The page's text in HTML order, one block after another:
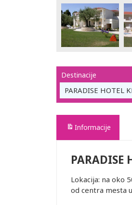
Destinacije
PARADISE HOTEL
Informacije
PARADISE
Lokacija: na oko
od centra mesta